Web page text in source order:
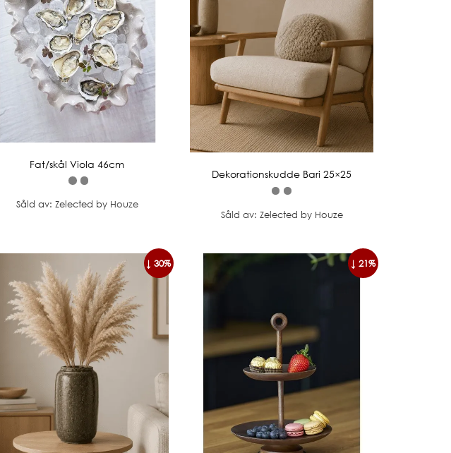
Fat/skål Viola 46cm
Såld av: Zelected by Houze
Dekorationskudde Bari 25×25
Såld av: Zelected by Houze
↓ 30% ↓ 21%